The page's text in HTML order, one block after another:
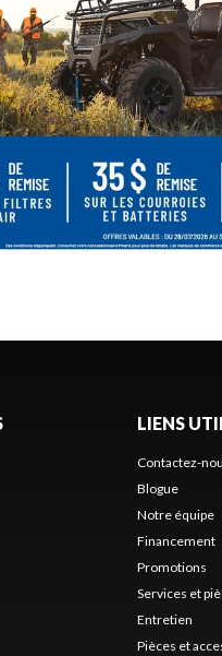
LIENS
Contactez-
Blogue
Notre équipe
Financement
Promotions
Services et
Entretien
Pièces et